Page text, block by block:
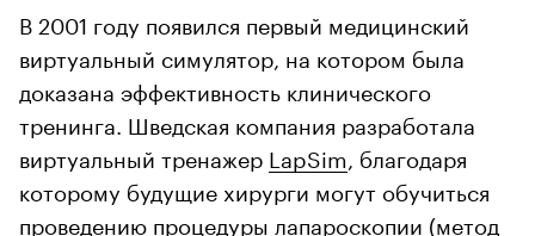
В 2001 году появился первый медицинский
виртуальный симулятор, на котором была
доказана эффективность клинического
тренинга. Шведская компания разработала
виртуальный тренажер LapSim , благодаря
которому будущие хирурги могут обучиться
проведению процедуры лапароскопии (метод